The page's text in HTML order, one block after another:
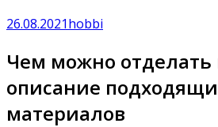
26.08.2021hobbi
Чем можно отделать
описание
материалов